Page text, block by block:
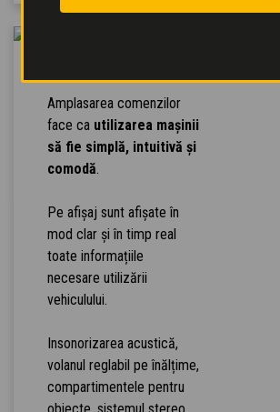
Amplasarea comenzilor
face ca utilizarea mașinii
să fie simplă, intuitivă și
comodă.
Pe afișaj sunt afișate în
mod clar și în timp real
toate informațiile
necesare utilizării
vehiculului.
Insonorizarea acustică,
volanul reglabil pe înălțime,
compartimentele pentru